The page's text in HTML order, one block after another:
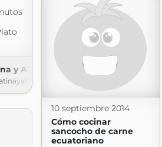
y Algo más
10 septiembre 2014
Cómo cocinar
sancocho de carne
ecuatoriano